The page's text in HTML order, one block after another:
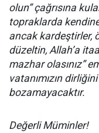
olun” çağrısına
topraklarda
ancak kardeştirler,
düzeltin, Allah’a
mazhar olasınız”
vatanımızın
bozamayacaktır.
Değerli Müminler!